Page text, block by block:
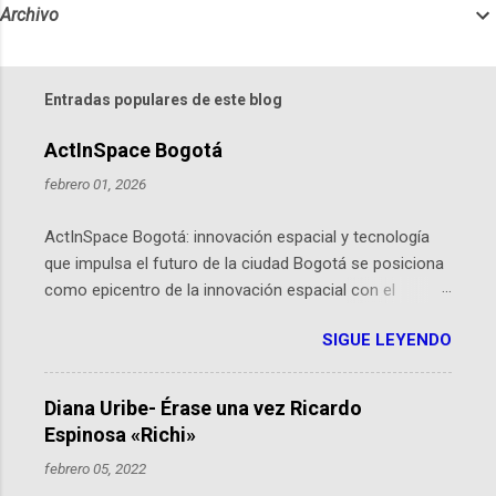
Archivo
Entradas populares de este blog
ActInSpace Bogotá
febrero 01, 2026
ActInSpace Bogotá: innovación espacial y tecnología
que impulsa el futuro de la ciudad Bogotá se posiciona
como epicentro de la innovación espacial con el
hackathon global que convierte tecnologías de la
Agencia Espacial Europea en soluciones prácticas para
la vida cotidiana. Este evento, organizado por el
Planetario de Bogotá del Idartes y la Universidad de los
Andes, reúne a expertos como el presidente de Airbus
Colombia y líderes del sector aeroespacial para inspirar
SIGUE LEYENDO
Diana Uribe- Érase una vez Ricardo
Espinosa «Richi»
febrero 05, 2022